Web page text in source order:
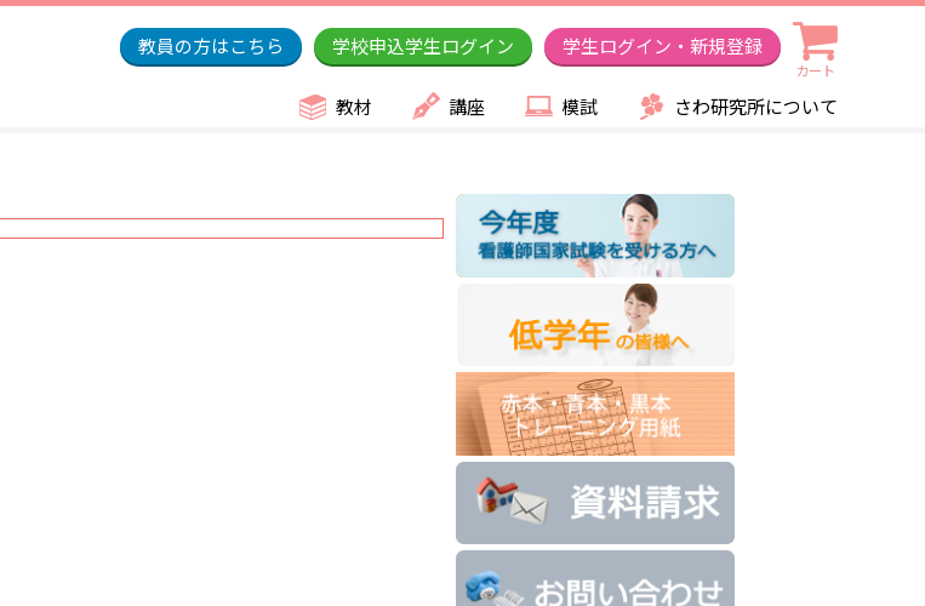
教員の方はこちら 学校申込学生ログイン 学生ログイン・新規登録
カート
教材 講座 模試 さわ研究所について